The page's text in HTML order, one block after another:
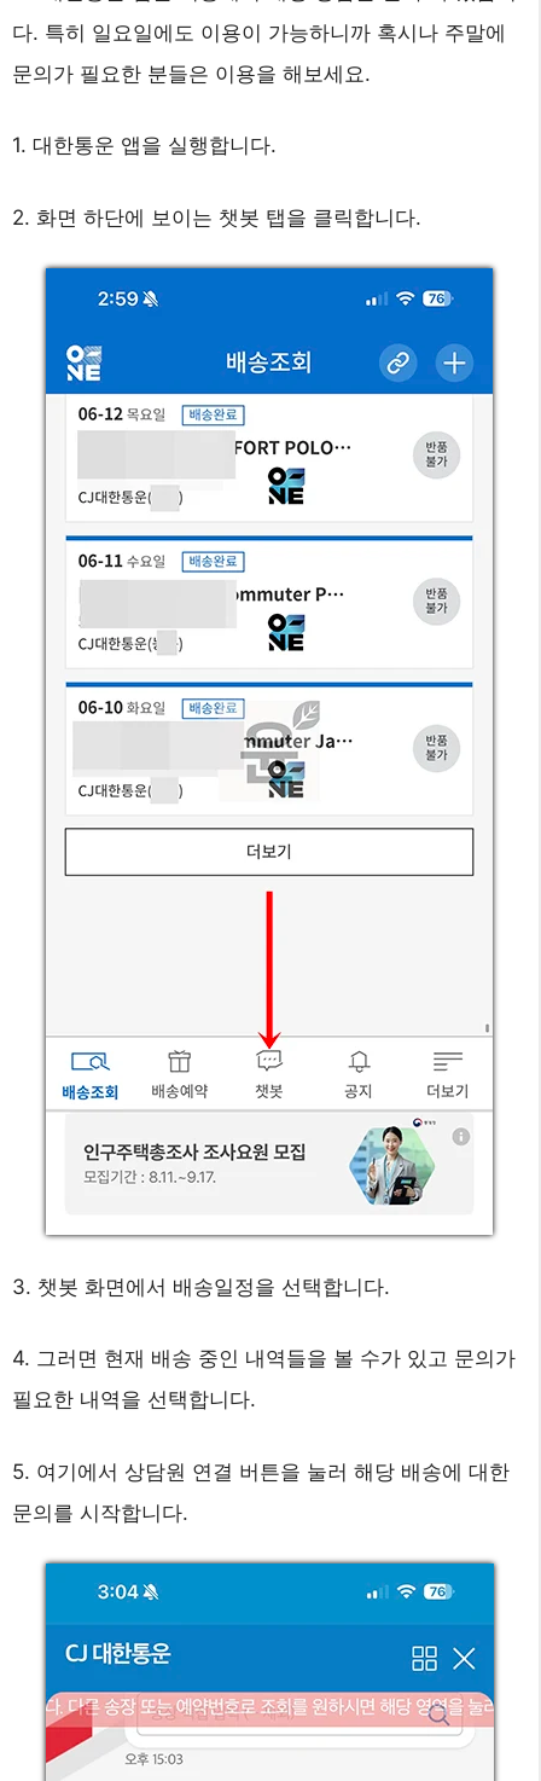
다. 특히 일요일에도 이용이 가능하니까 혹시나 주말에
문의가 필요한 분들은 이용을 해보세요.
1. 대한통운 앱을 실행합니다.
2. 화면 하단에 보이는 챗봇 탭을 클릭합니다.
3. 챗봇 화면에서 배송일정을 선택합니다.
4. 그러면 현재 배송 중인 내역들을 볼 수가 있고 문의가
필요한 내역을 선택합니다.
5. 여기에서 상담원 연결 버튼을 눌러 해당 배송에 대한
문의를 시작합니다.